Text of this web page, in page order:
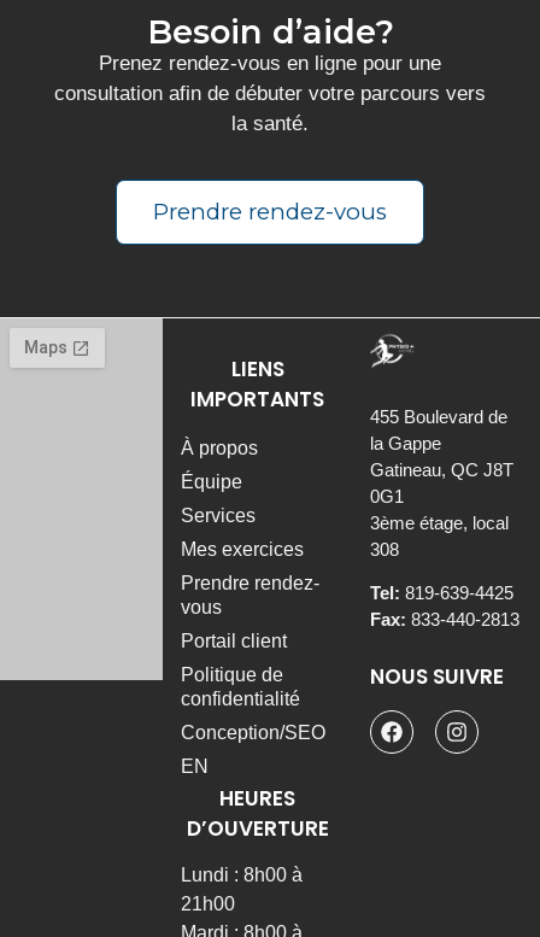
Besoin d’aide?
Prenez rendez-vous en ligne pour une
consultation afin de débuter votre parcours vers
la santé.
Prendre rendez-vous
LIENS
IMPORTANTS
À propos
Équipe
Services
Mes exercices
Prendre rendez-
vous
Portail client
Politique de
confidentialité
Conception/SEO
EN
Physiothérapie
générale
sportive
Thérapie
HEURES
D’OUVERTURE
Lundi : 8h00 à
21h00
455 Boulevard de
la Gappe
Gatineau, QC J8T
0G1
3ème étage, local
308
Tel: 819-639-4425
Fax: 833-440-2813
NOUS SUIVRE